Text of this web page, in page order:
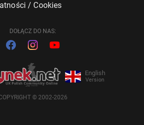
/ Cookies
DOŁĄCZ DO NAS:
English
Version
© 2002-2026